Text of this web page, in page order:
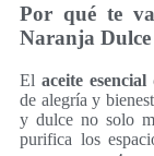
Por qué te
Naranja Dulce
El aceite
de alegría y
y dulce no solo
purifica los